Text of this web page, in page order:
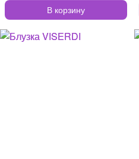
В корзину